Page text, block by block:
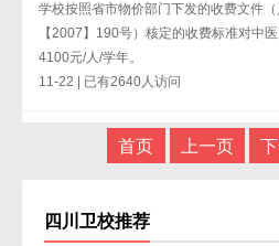
学校按照省市物价部门下发的收费文件
【2007】190号）核定的收费标准对中
4100元/人/学年。
11-22 | 已有2640人访问
首页 上一页
四川卫校推荐